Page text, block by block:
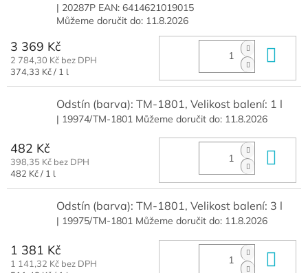
| 20287P EAN: 6414621019015
Můžeme doručit do: 11.8.2026
3 369 Kč
2 784,30 Kč bez DPH
Měrná
cena:
374,33 Kč / 1 l
Odstín (barva): TM-1801, Velikost balení: 1 l
| 19974/TM-1801 Můžeme doručit do: 11.8.2026
482 Kč
398,35 Kč bez DPH
Měrná
482 Kč / 1 l
Odstín (barva): TM-1801, Velikost balení: 3 l
| 19975/TM-1801 Můžeme doručit do: 11.8.2026
1 381 Kč
1 141,32 Kč bez DPH